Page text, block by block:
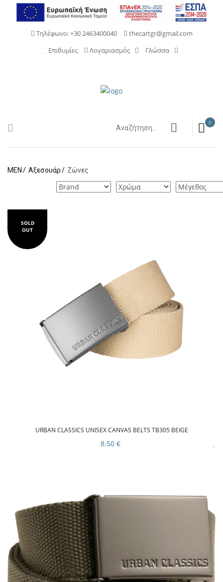
Τηλέφωνο: +30 2463400040
thecartgr@gmail.com
Επιθυμίες
Λογαριασμός Γλώσσα
0
MEN Αξεσουάρ Ζώνες
SOLD
OUT
URBAN CLASSICS UNISEX CANVAS BELTS TB305 BEIGE
8.50 €